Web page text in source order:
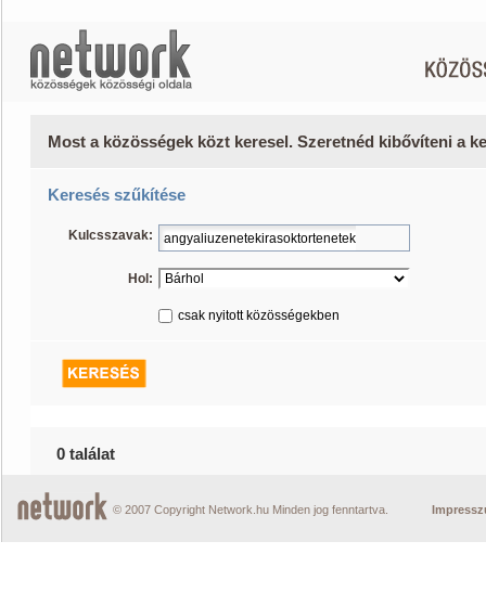
Most a közösségek közt keresel. Szeretnéd kibővíteni a
Keresés szűkítése
Kulcsszavak:
Hol:
csak nyitott közösségekben
0 találat
© 2007 Copyright Network.hu Minden jog fenntartva.